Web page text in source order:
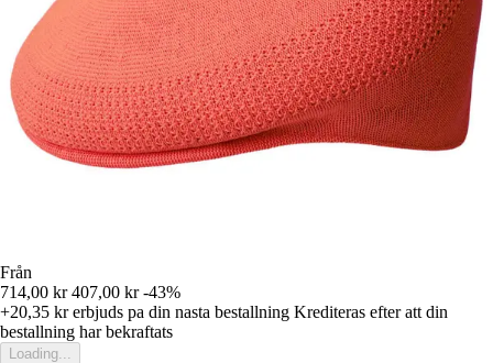
Från
714,00 kr 407,00 kr -43%
+20,35 krerbjuds pa din nasta bestallning Krediteras efter att din
bestallning har bekraftats
Loading...